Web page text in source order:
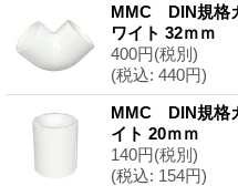
MMC DIN規格
ワイト 32ｍｍ
400円(税別)
(税込: 440円)
MMC DIN規格
イト 20ｍｍ
140円(税別)
(税込: 154円)